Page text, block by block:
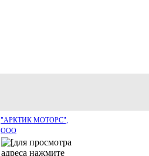
"АРКТИК МОТОРС",
ООО